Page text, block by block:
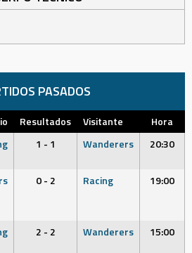
PASADOS
Resultados Visitante
Hora
1 - 1 Wanderers 20:30
0 - 2 Racing 19:00
2 - 2 Wanderers 15:00